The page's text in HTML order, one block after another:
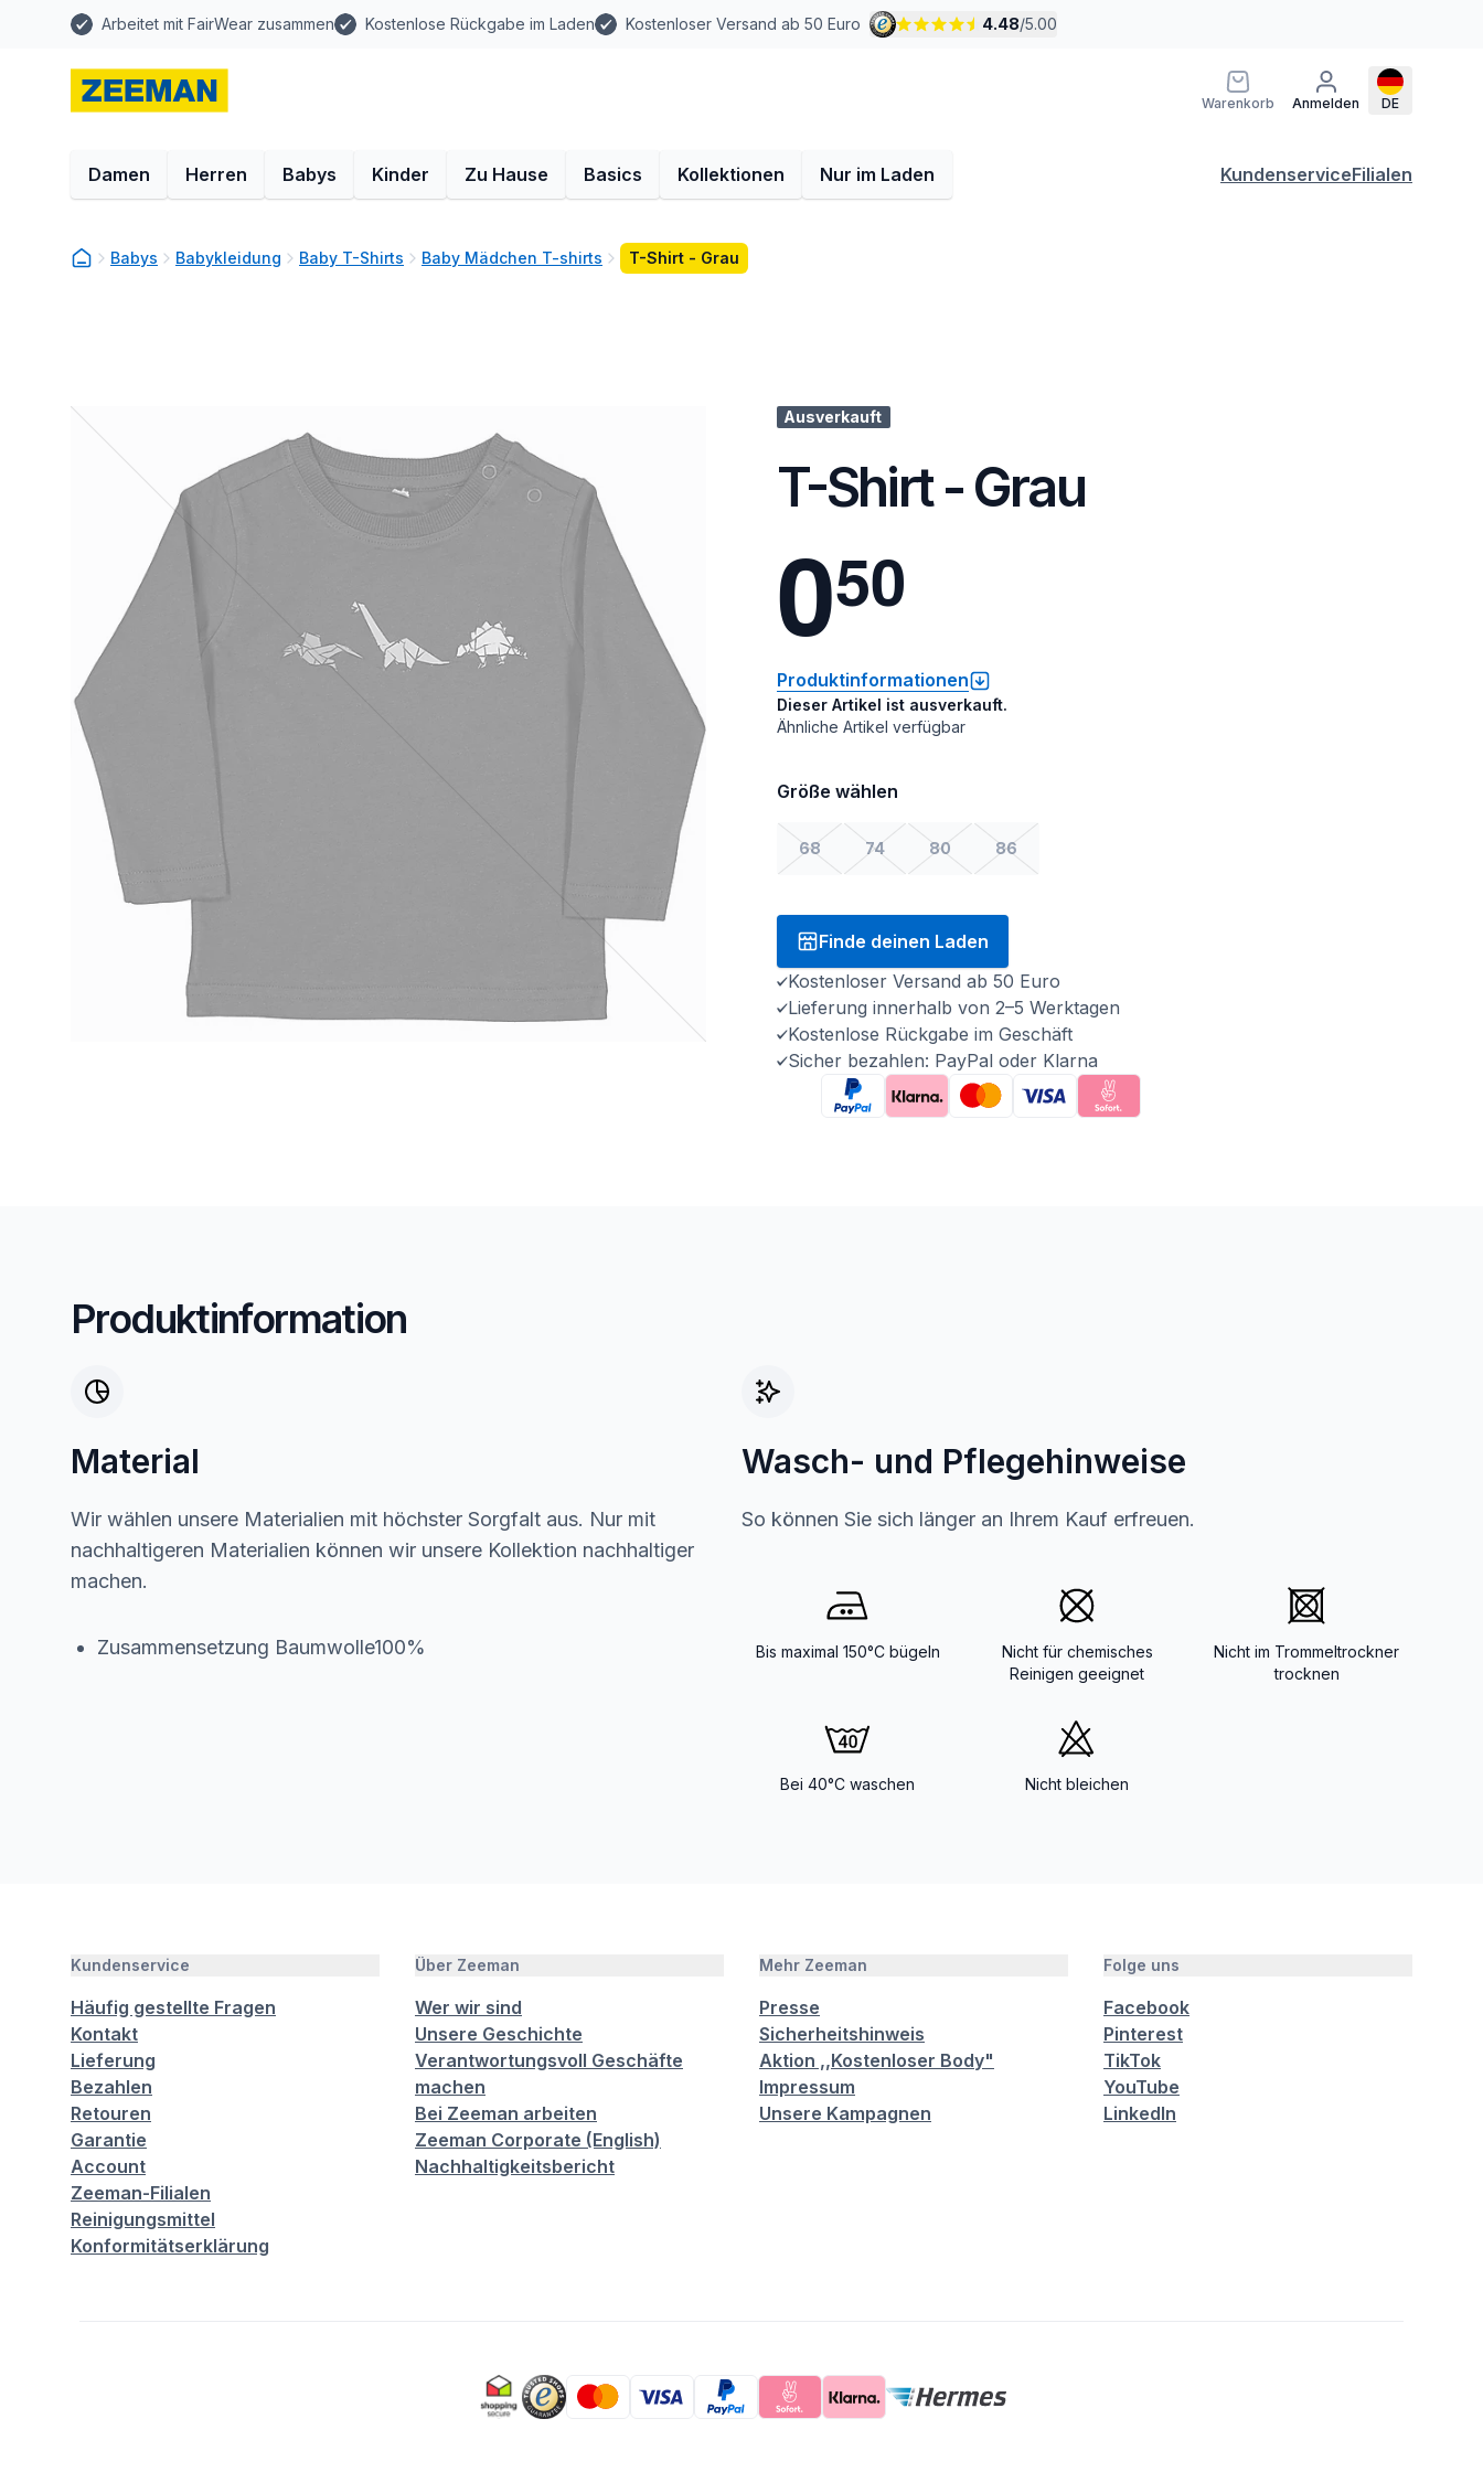
Arbeitet mit FairWear zusammen Kostenlose Rückgabe im Laden Kostenloser Versand ab 50 Euro 4.48/5.00
Warenkorb Anmelden DE
Damen Herren Babys Kinder Zu Hause Basics Kollektionen Nur im Laden KundenserviceFilialen
Babys Babykleidung Baby T-Shirts Baby Mädchen T-shirts T-Shirt - Grau
Ausverkauft
T-Shirt - Grau
050
Produktinformationen
Dieser Artikel ist ausverkauft.
Ähnliche Artikel verfügbar
Größe wählen
68 74 80 86
Finde deinen Laden
Kostenloser Versand ab 50 Euro
Lieferung innerhalb von 2–5 Werktagen
Kostenlose Rückgabe im Geschäft
Sicher bezahlen: PayPal oder Klarna
Produktinformation
Material
Wir wählen unsere Materialien mit höchster Sorgfalt aus. Nur mit
nachhaltigeren Materialien können wir unsere Kollektion nachhaltiger
machen.
Zusammensetzung Baumwolle100%
Wasch- und Pflegehinweise
So können Sie sich länger an Ihrem Kauf erfreuen.
Bis maximal 150°C bügeln
Nicht für chemisches
Reinigen geeignet
Nicht im Trommeltrockner
trocknen
Bei 40°C waschen Nicht bleichen
Kundenservice
Häufig gestellte Fragen
Kontakt
Lieferung
Bezahlen
Retouren
Garantie
Account
Zeeman-Filialen
Reinigungsmittel
Konformitätserklärung
Über Zeeman
Wer wir sind
Unsere Geschichte
Verantwortungsvoll Geschäfte
machen
Bei Zeeman arbeiten
Zeeman Corporate (English)
Nachhaltigkeitsbericht
Mehr Zeeman
Presse
Sicherheitshinweis
Aktion ,,Kostenloser Body"
Impressum
Unsere Kampagnen
Folge uns
Facebook
Pinterest
TikTok
YouTube
LinkedIn